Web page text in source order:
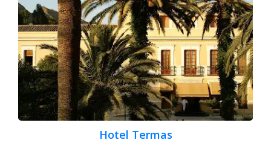
Hotel Termas